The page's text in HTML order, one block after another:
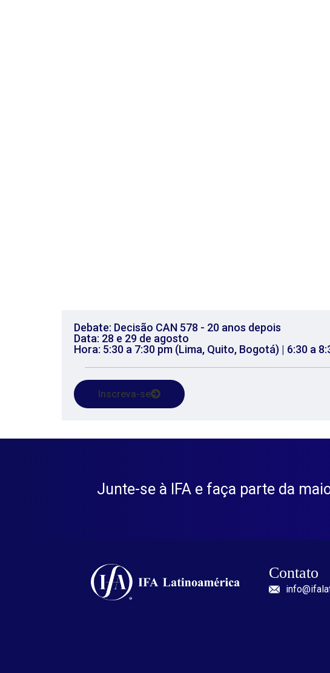
Debate: Decisão CAN 578 - 20 anos depois
Data: 28 e 29 de agosto
Hora: 5:30 a 7:30 pm (Lima, Quito, Bogotá) | 6:30 a
Inscreva-se
Junte-se à IFA e faça parte da
Contato